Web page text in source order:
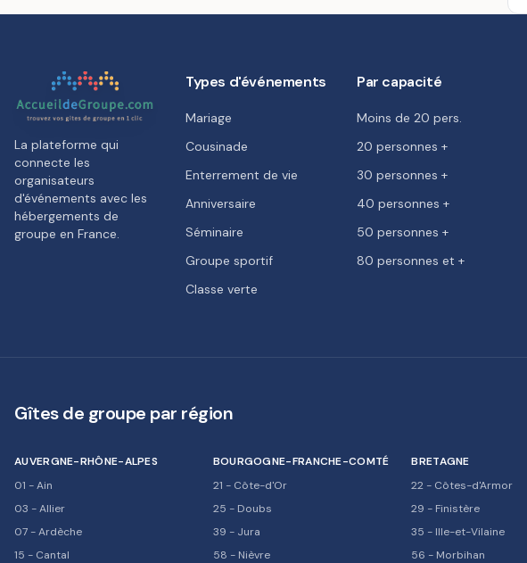
La plateforme qui
connecte les
organisateurs
d'événements avec les
hébergements de
groupe en France.
Types d'événements
Mariage
Cousinade
Enterrement de vie
Anniversaire
Séminaire
Groupe sportif
Classe verte
Par capacité
Moins de 20 pers.
20 personnes +
30 personnes +
40 personnes +
50 personnes +
80 personnes et +
Gîtes de groupe par région
AUVERGNE-RHÔNE-ALPES
01 -Ain
03 -Allier
07 -Ardèche
15 - Cantal
BOURGOGNE-FRANCHE-COMTÉ
21 - Côte-d'Or
25 - Doubs
39 - Jura
58 - Nièvre
BRETAGNE
22 - Côtes-d'Armor
29 - Finistère
35 - Ille-et-Vilaine
56 - Morbihan